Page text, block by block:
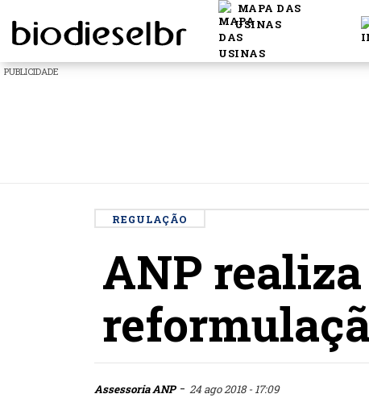
MAPA DAS
USINAS
PUBLICIDADE
REGULAÇÃO
ANP
Assessoria ANP- 24 ago 2018 - 17:09